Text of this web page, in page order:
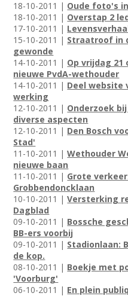
18-10-2011 | Oude foto's
18-10-2011 | Overstap 2
17-10-2011 |
15-10-2011 | Straatroof in
gewonde
14-10-2011 | Op vrijdag 21
nieuwe PvdA-wethouder
14-10-2011 | Deel website
werking
12-10-2011 | Onderzoek
diverse aspecten
12-10-2011 | Den Bosch
Stad'
11-10-2011 |Wethouder
nieuwe baan
11-10-2011 | Grote
Grobbendoncklaan
10-10-2011 |Versterking
Dagblad
09-10-2011 | Bossche
BB-ers voorbij
09-10-2011 | Stadionlaan:
de kop.
08-10-2011 | Boekje met
'Voorburg'
06-10-2011 | En plein